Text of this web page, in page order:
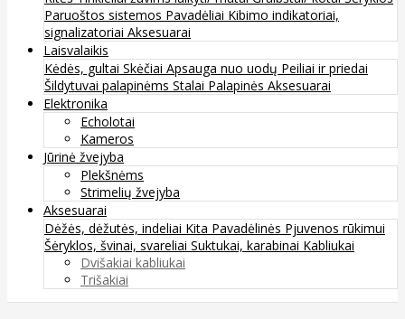
Paruoštos sistemos Pavadėliai Kibimo indikatoriai,
signalizatoriai Aksesuarai
Laisvalaikis
Kėdės, gultai Skėčiai Apsauga nuo uodų Peiliai ir priedai
Šildytuvai palapinėms Stalai Palapinės Aksesuarai
Elektronika
Echolotai
Kameros
Jūrinė žvejyba
Plekšnėms
Strimelių žvejyba
Aksesuarai
Dėžės, dėžutės, indeliai Kita Pavadėlinės Pjuvenos rūkimui
Šėryklos, švinai, svareliai Suktukai, karabinai Kabliukai
Dvišakiai kabliukai
Trišakiai